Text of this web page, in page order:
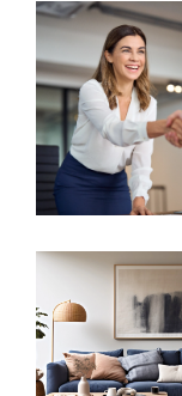
Votre
confiance
Transaction
ChezAgence du
Nous nous
maximale à
maison, un
nous mettons
personnalisées
potentiels.